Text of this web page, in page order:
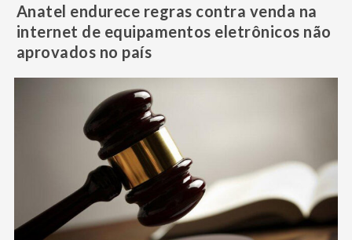
Anatel endurece regras contra venda na
internet de equipamentos eletrônicos não
aprovados no país